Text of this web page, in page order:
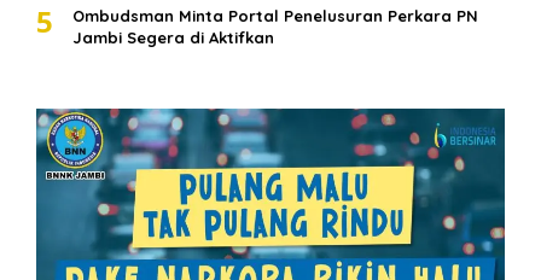
5
Ombudsman Minta Portal Penelusuran Perkara PN
Jambi Segera di Aktifkan